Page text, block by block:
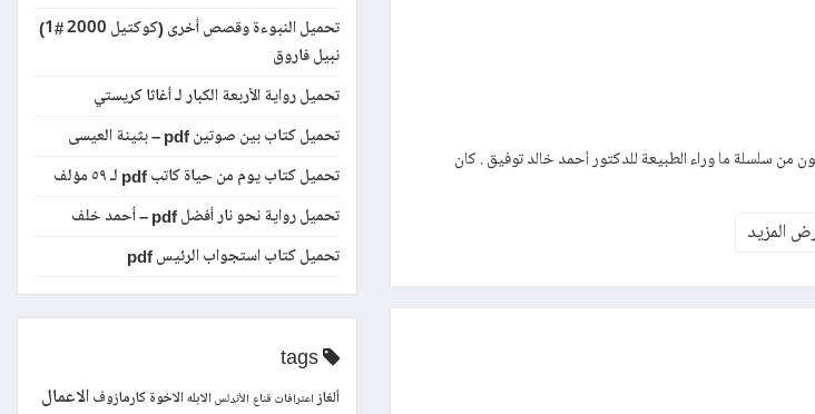
من سلسلة ما وراء الطبيعة للدكتور أحمد خالد توفيق . كان
المزيد
تحميل النبوءة وقصص أخرى (كوكتيل 2000 #1)
نبيل فاروق
تحميل رواية الأربعة الكبار لـ أغاثا كريستي
تحميل كتاب بين صوتين pdf – بثينة العيسى
تحميل كتاب يوم من حياة كاتب pdf لـ ٥٩ مؤلف
تحميل رواية نحو نار أفضل pdf – أحمد خلف
تحميل كتاب استجواب الرئيس pdf
ألغاز اعترافات قناع الأندلس الابلهالاخوة كارمازوف الاعمال